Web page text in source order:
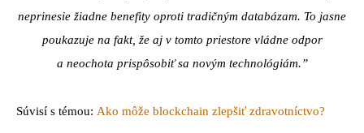
neprinesie žiadne benefity oproti tradičným databázam. To jasne
poukazuje na fakt, že aj v tomto priestore vládne odpor
a neochota prispôsobiť sa novým technológiám.”
Súvisí s témou: Ako môže blockchain zlepšiť zdravotníctvo?